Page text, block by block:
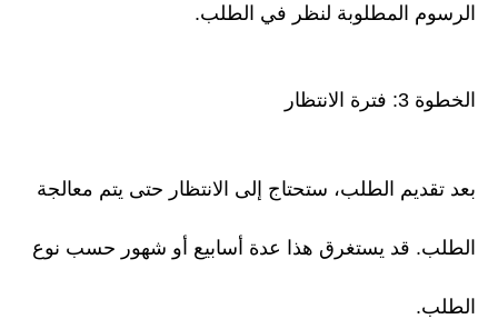
الرسوم المطلوبة لنظر في الطلب.
الخطوة 3: فترة الانتظار
بعد تقديم الطلب، ستحتاج إلى الانتظار حتى يتم معالجة
الطلب. قد يستغرق هذا عدة أسابيع أو شهور حسب نوع
الطلب.